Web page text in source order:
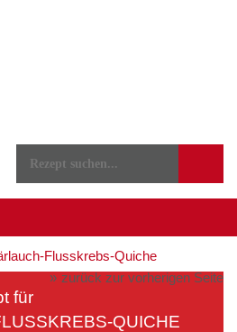
Flusskrebs-Quiche
zurück zur vorherigen Seite
für
QUICHE